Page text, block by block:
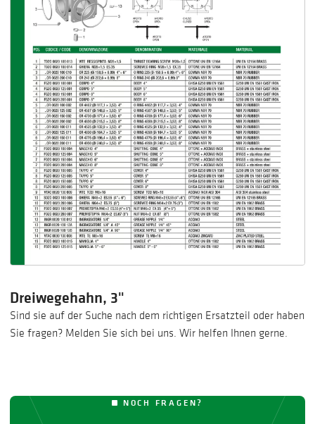
Dreiwegehahn, 3"
Sind sie auf der Suche nach dem richtigen Ersatzteil oder haben
Sie fragen? Melden Sie sich bei uns. Wir helfen Ihnen gerne.
NOCH FRAGEN?